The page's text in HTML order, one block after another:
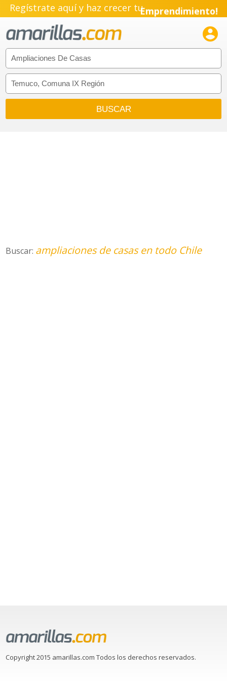
Regístrate aquí y haz crecer tuEmprendimiento!

Buscar: ampliaciones de casas en todo Chile
Copyright 2015 amarillas.com Todos los derechos reservados.